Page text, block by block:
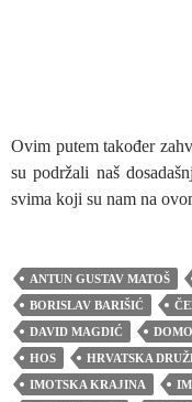
Ovim putem također
su podržali naš
svima koji su nam na
ANTUN GUSTAV MATOŠ
BORISLAV BARIŠIĆ
DAVID MAGDIĆ
HOS
HRVATSKA
IMOTSKA KRAJINA